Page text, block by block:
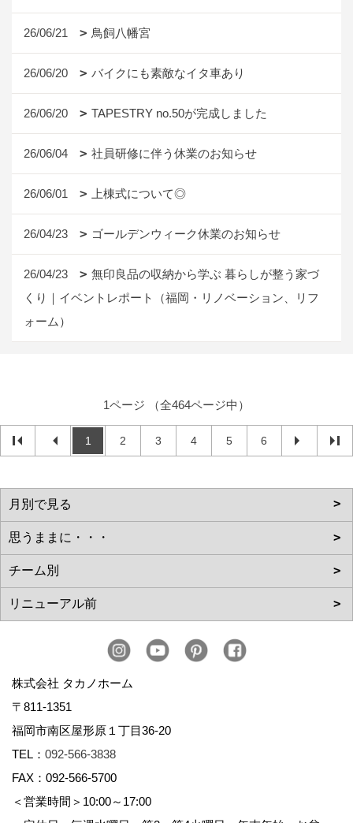
26/06/21 鳥飼八幡宮
26/06/20 バイクにも素敵なイタ車あり
26/06/20 TAPESTRY no.50が完成しました
26/06/04 社員研修に伴う休業のお知らせ
26/06/01 上棟式について◎
26/04/23 ゴールデンウィーク休業のお知らせ
26/04/23
無印良品の収納から学ぶ 暮らしが整う家づ
くり｜イベントレポート（福岡・リノベーション、リフ
ォーム）
1ページ （全464ページ中）
1 2 3 4 5 6
株式会社 タカノホーム
〒811-1351
福岡市南区屋形原１丁目36-20
TEL： 092-566-3838
FAX：092-566-5700
＜営業時間＞10:00～17:00